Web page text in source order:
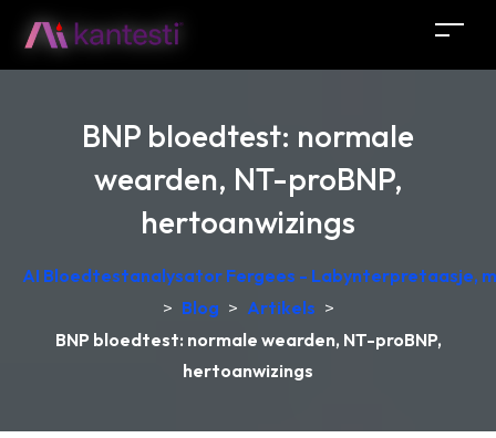
BNP bloedtest: normale
wearden, NT-proBNP,
hertoanwizings
AI Bloedtestanalysator Fergees - Labynterpretaasje,
> Blog > Artikels >
BNP bloedtest: normale wearden, NT-proBNP,
hertoanwizings